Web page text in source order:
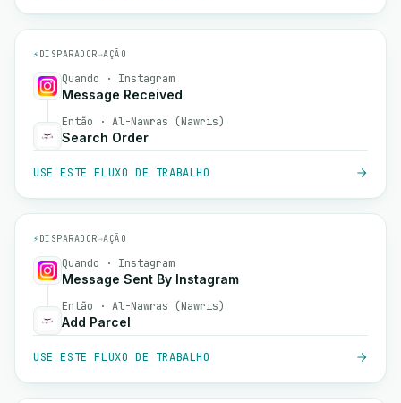
⚡ DISPARADOR→AÇÃO
Quando · Instagram
Message Received
Então · Al-Nawras (Nawris)
Search Order
USE ESTE FLUXO DE TRABALHO
⚡ DISPARADOR→AÇÃO
Quando · Instagram
Message Sent By Instagram
Então · Al-Nawras (Nawris)
Add Parcel
USE ESTE FLUXO DE TRABALHO